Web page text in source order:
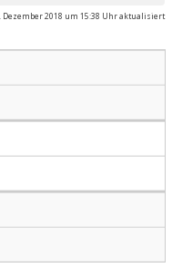
Dezember 2018 um 15:38 Uhr aktualisiert